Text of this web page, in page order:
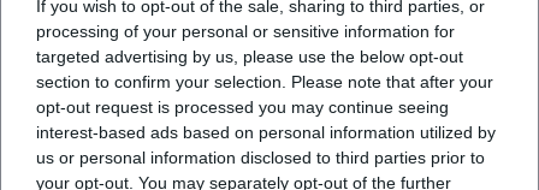
If you wish to opt-out of the sale, sharing to third parties, or
processing of your personal or sensitive information for
targeted advertising by us, please use the below opt-out
section to confirm your selection. Please note that after your
opt-out request is processed you may continue seeing
interest-based ads based on personal information utilized by
us or personal information disclosed to third parties prior to
your opt-out. You may separately opt-out of the further
festen Bestandteil des Kreisverbandes Amberg im
Verband Wohneigentum, während ein
ausführlicher Verbandsbericht aus dem Jahr 2025
schildert, dass die SG Am Wagrain ihre Arbeit
fortsetzt und auf das hundertjährige Bestehen